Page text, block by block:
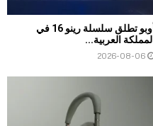
أوبو تطلق سلسلة رينو 16 في
المملكة العربية...
2026-08-06